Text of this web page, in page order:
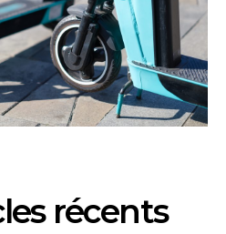
récents